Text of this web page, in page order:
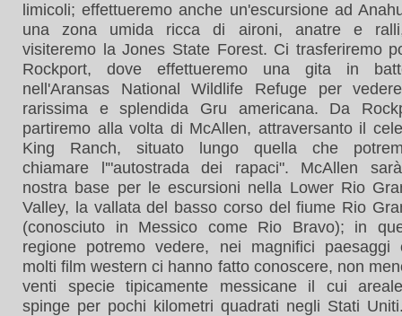
limicoli; effettueremo anche un'escursione ad
una zona umida ricca di aironi, anatre e
visiteremo la Jones State Forest. Ci trasferiremo
Rockport, dove effettueremo una gita in
nell'Aransas National Wildlife Refuge per
rarissima e splendida Gru americana. Da
partiremo alla volta di McAllen, attraversanto il
King Ranch, situato lungo quella che
chiamare l'"autostrada dei rapaci". McAllen
nostra base per le escursioni nella Lower Rio
Valley, la vallata del basso corso del fiume Rio
(conosciuto in Messico come Rio Bravo); in
regione potremo vedere, nei magnifici paesaggi
molti film western ci hanno fatto conoscere, non
venti specie tipicamente messicane il cui
spinge per pochi kilometri quadrati negli Stati